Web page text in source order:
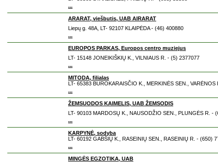
...
ARARAT, viešbutis, UAB AIRARAT
Liepų g. 48A, LT- 92107 KLAIPĖDA - (46) 400880
...
EUROPOS PARKAS, Europos centro muziejus
LT- 15148 JONEIKIŠKIŲ K., VILNIAUS R. - (5) 2377077
...
MITODA, filialas
LT- 65383 BUROKARAISČIO K., MERKINĖS SEN., VARĖNOS
...
ŽEMSUODOS KAIMELIS, UAB ŽEMSODIS
LT- 90103 MARDOSŲ K., NAUSODŽIO SEN., PLUNGĖS R. -
...
KARPYNĖ, sodyba
LT- 60192 GABŠIŲ K., RASEINIŲ SEN., RASEINIŲ R. - (650)
...
MINGĖS EGZOTIKA, UAB